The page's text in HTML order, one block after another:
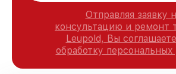
Отправляя заявку
консультацию и ремонт
Leupold, Вы
обработку